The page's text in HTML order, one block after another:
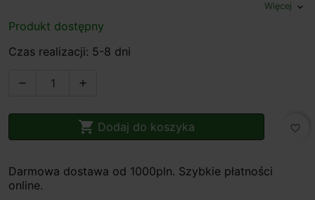
Więcej expand_more
Produkt dostępny
Czas realizacji: 5-8 dni
 
 Dodaj do koszyka favorite_border
Darmowa dostawa od 1000pln. Szybkie płatności
online.